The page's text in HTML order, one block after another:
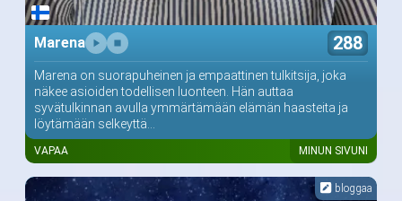
Marena 288
Marena on suorapuheinen ja empaattinen tulkitsija, joka
näkee asioiden todellisen luonteen. Hän auttaa
syvätulkinnan avulla ymmärtämään elämän haasteita ja
löytämään selkeyttä...
VAPAA MINUN SIVUNI
bloggaa